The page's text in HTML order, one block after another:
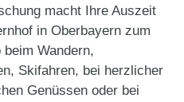
macht Ihre Auszeit
in Oberbayern zum
Wandern,
Skifahren, bei herzlicher
Genüssen oder bei